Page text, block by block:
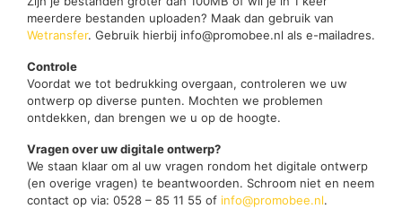
meerdere bestanden uploaden? Maak dan gebruik van
Wetransfer. Gebruik hierbij info@promobee.nl als e-mailadres.
Controle
Voordat we tot bedrukking overgaan, controleren we uw
ontwerp op diverse punten. Mochten we problemen
ontdekken, dan brengen we u op de hoogte.
Vragen over uw digitale ontwerp?
We staan klaar om al uw vragen rondom het digitale ontwerp
(en overige vragen) te beantwoorden. Schroom niet en neem
contact op via: 0528 – 85 11 55 of info@promobee.nl.